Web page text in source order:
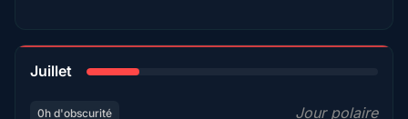
Juillet
0h d'obscurité
Jour polaire